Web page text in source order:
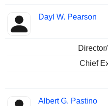
Dayl W. Pearson
Chief
Albert G. Pastino